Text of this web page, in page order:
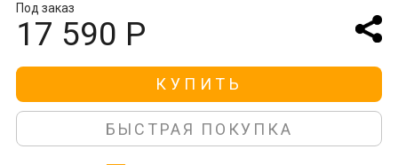
Под заказ
17 590 Р
КУПИТЬ
БЫСТРАЯ ПОКУПКА